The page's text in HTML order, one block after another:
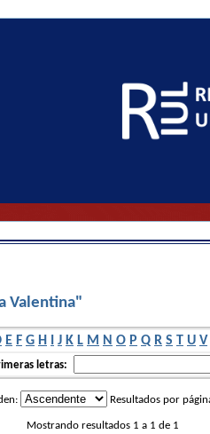
Valentina"
E F G H I J K L M N O P Q R S T U V
letras:
Resultados por
Mostrando resultados 1 a 1 de 1